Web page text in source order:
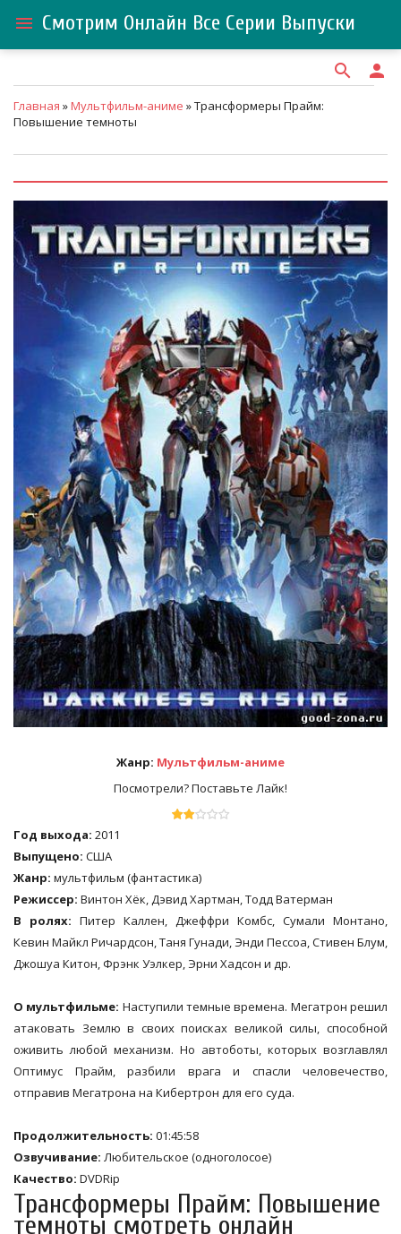
menu Смотрим Онлайн Все Серии Выпуски
search person
Главная »Мультфильм-аниме » Трансформеры Прайм:
Повышение темноты
Жанр: Мультфильм-аниме
Посмотрели? Поставьте Лайк!
Год выхода: 2011
Выпущено: США
Жанр: мультфильм (фантастика)
Режиссер: Винтон Хёк, Дэвид Хартман, Тодд Ватерман
В ролях: Питер Каллен, Джеффри Комбс, Сумали Монтано,
Кевин Майкл Ричардсон, Таня Гунади, Энди Пессоа, Стивен Блум,
Джошуа Китон, Фрэнк Уэлкер, Эрни Хадсон и др.
О мультфильме: Наступили темные времена. Мегатрон решил
атаковать Землю в своих поисках великой силы, способной
оживить любой механизм. Но автоботы, которых возглавлял
Оптимус Прайм, разбили врага и спасли человечество,
отправив Мегатрона на Кибертрон для его суда.
Продолжительность: 01:45:58
Озвучивание: Любительское (одноголосое)
Качество: DVDRip
Трансформеры Прайм: Повышение
темноты смотреть онлайн